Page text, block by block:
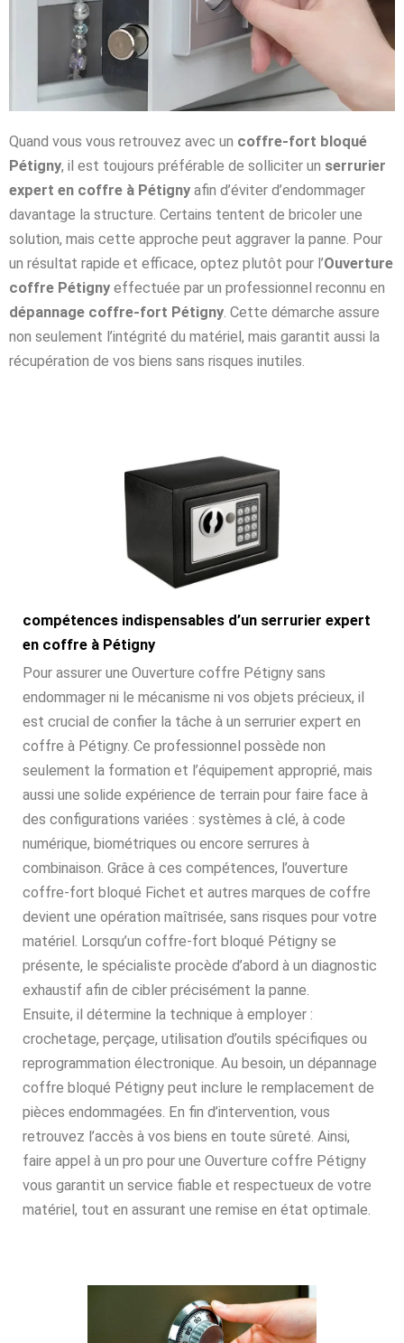
Quand vous vous retrouvez avec un coffre-fort bloqué
Pétigny, il est toujours préférable de solliciter un serrurier
expert en coffre à Pétigny afin d’éviter d’endommager
davantage la structure. Certains tentent de bricoler une
solution, mais cette approche peut aggraver la panne. Pour
un résultat rapide et efficace, optez plutôt pour l’Ouverture
coffre Pétigny effectuée par un professionnel reconnu en
dépannage coffre-fort Pétigny. Cette démarche assure
non seulement l’intégrité du matériel, mais garantit aussi la
récupération de vos biens sans risques inutiles.
compétences indispensables d’un serrurier expert
en coffre à Pétigny
Pour assurer une Ouverture coffre Pétigny sans
endommager ni le mécanisme ni vos objets précieux, il
est crucial de confier la tâche à un serrurier expert en
coffre à Pétigny. Ce professionnel possède non
seulement la formation et l’équipement approprié, mais
aussi une solide expérience de terrain pour faire face à
des configurations variées : systèmes à clé, à code
numérique, biométriques ou encore serrures à
combinaison. Grâce à ces compétences, l’ouverture
coffre-fort bloqué Fichet et autres marques de coffre
devient une opération maîtrisée, sans risques pour votre
matériel. Lorsqu’un coffre-fort bloqué Pétigny se
présente, le spécialiste procède d’abord à un diagnostic
exhaustif afin de cibler précisément la panne.
Ensuite, il détermine la technique à employer :
crochetage, perçage, utilisation d’outils spécifiques ou
reprogrammation électronique. Au besoin, un dépannage
coffre bloqué Pétigny peut inclure le remplacement de
pièces endommagées. En fin d’intervention, vous
retrouvez l’accès à vos biens en toute sûreté. Ainsi,
faire appel à un pro pour une Ouverture coffre Pétigny
vous garantit un service fiable et respectueux de votre
matériel, tout en assurant une remise en état optimale.